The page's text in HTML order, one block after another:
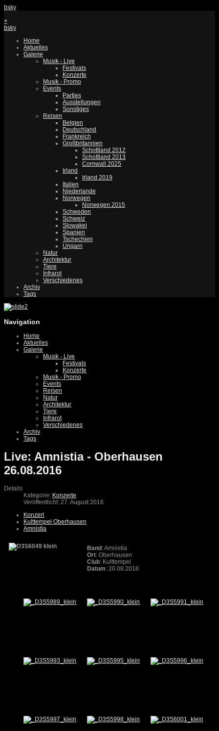
bsky
×
bsky
Home
Aktuelles
Galerie
Musik - Live
Festivals
Konzerte
Musik - Promo
Events
Parties
Ausstellungen
Sonstiges
Reisen
Belgien
Deutschland
Frankreich
Großbritannien
Schottland 2012
Schottland 2013
Cornwall 2025
Irland
Irland 2019
Italien
Niederlande
Norwegen
Norwegen 2015
Schweden
Schweiz
Slowakei
Spanien
Tschechien
Ungarn
Natur
Architektur
Tiere
Infrarot
Verschiedenes
Archiv
Tags
Navigation
Home
Aktuelles
Galerie
Musik - Live
Festivals
Konzerte
Musik - Promo
Events
Reisen
Natur
Architektur
Tiere
Infrarot
Verschiedenes
Archiv
Tags
Live: Amnistia - Oberhausen
26.08.2016
Details
Kategorie: Konzerte
Veröffentlicht: 27. August 2016
Konzert
Kulttempel Oberhausen
Amnistia
Band : Amnistia
Ort: Oberhausen
Club: Kulttempel
Datum: 26.08.2016